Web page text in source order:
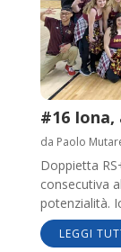
#16
da Paolo
Doppietta
consecutiva
potenzialità.
LEGGI